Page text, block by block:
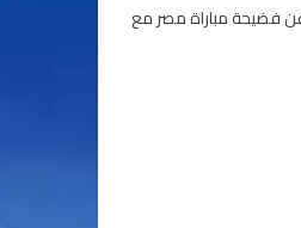
عن فضيحة مباراة مصر مع